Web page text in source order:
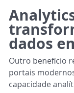
dados
Outro benefício
portais
capacidade